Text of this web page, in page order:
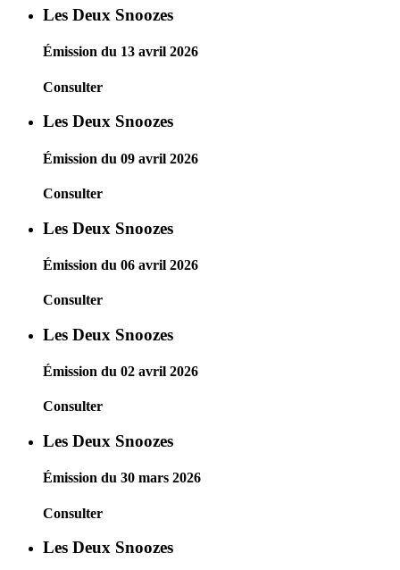
Les Deux Snoozes
Émission du 13 avril 2026
Consulter
Les Deux Snoozes
Émission du 09 avril 2026
Consulter
Les Deux Snoozes
Émission du 06 avril 2026
Consulter
Les Deux Snoozes
Émission du 02 avril 2026
Consulter
Les Deux Snoozes
Émission du 30 mars 2026
Consulter
Les Deux Snoozes